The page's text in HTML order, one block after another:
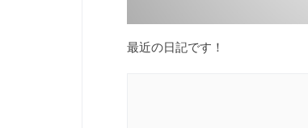
最近の日記です！